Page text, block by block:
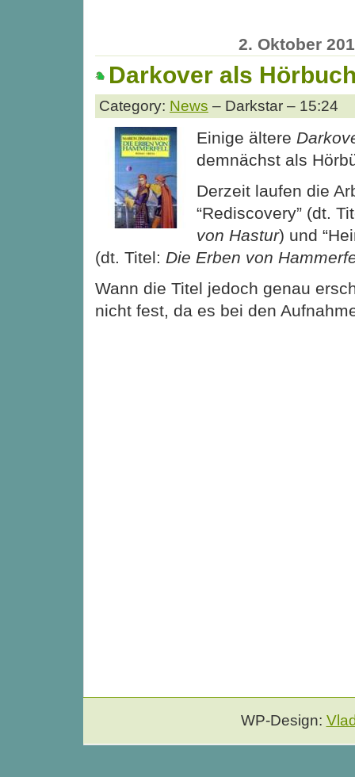
2. Oktober
Darkover als
Category: News – Darkstar – 15:24
Einige ältere
demnächst als
Derzeit laufen die
“Rediscovery” (dt.
von Hastur) und
(dt. Titel: Die Erben von
Wann die Titel jedoch genau
nicht fest, da es bei den
WP-Design: